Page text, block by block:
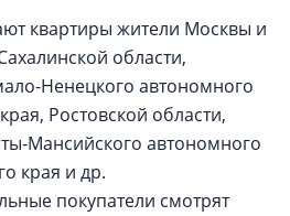
квартиры жители Москвы и
области,
Ненецкого автономного
Ростовской области,
Мансийского автономного
края и др.
покупатели смотрят